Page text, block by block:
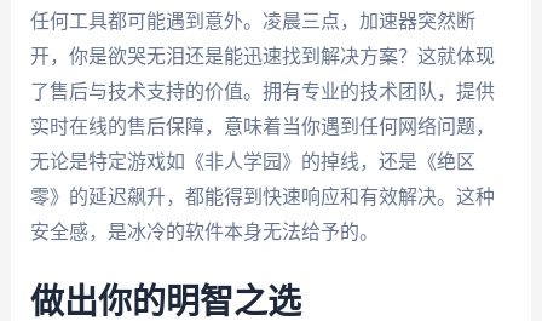
任何工具都可能遇到意外。凌晨三点，加速器突然断
开，你是欲哭无泪还是能迅速找到解决方案？这就体现
了售后与技术支持的价值。拥有专业的技术团队，提供
实时在线的售后保障，意味着当你遇到任何网络问题，
无论是特定游戏如《非人学园》的掉线，还是《绝区
零》的延迟飙升，都能得到快速响应和有效解决。这种
安全感，是冰冷的软件本身无法给予的。
做出你的明智之选